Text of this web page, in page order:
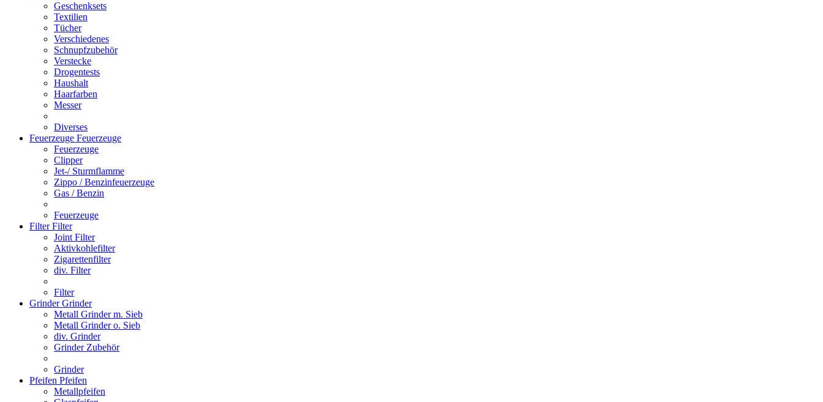
Geschenksets
Textilien
Tücher
Verschiedenes
Schnupfzubehör
Verstecke
Drogentests
Haushalt
Haarfarben
Messer
Diverses
Feuerzeuge Feuerzeuge
Feuerzeuge
Clipper
Jet-/ Sturmflamme
Zippo / Benzinfeuerzeuge
Gas / Benzin
Feuerzeuge
FilterFilter
Joint Filter
Aktivkohlefilter
Zigarettenfilter
div. Filter
Filter
GrinderGrinder
Metall Grinder m. Sieb
Metall Grinder o. Sieb
div. Grinder
Grinder Zubehör
Grinder
Pfeifen Pfeifen
Metallpfeifen